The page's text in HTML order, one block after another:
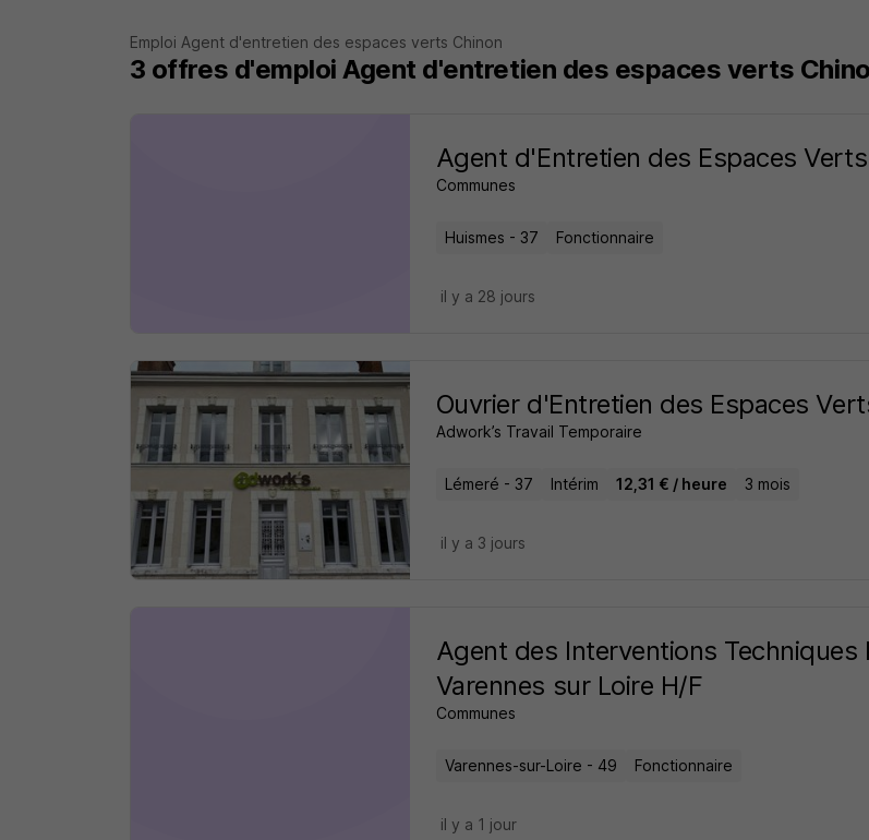
Emploi Agent d'entretien des espaces verts Chinon
3 offres d'emploi Agent d'entretien des espaces verts
Agent d'Entretien des Espaces
Communes
Huismes - 37 Fonctionnaire
il y a 28 jours
Ouvrier d'Entretien des Espaces
Adwork’s Travail Temporaire
Lémeré - 37 Intérim 12,31 € / heure 3 mois
il y a 3 jours
Agent des Interventions Techniques
Varennes sur Loire H/F
Communes
Varennes-sur-Loire - 49 Fonctionnaire
il y a 1 jour